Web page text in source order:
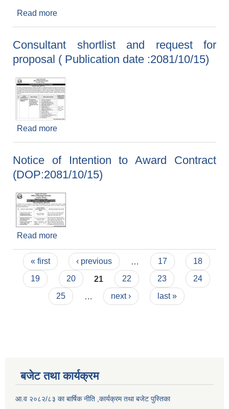
Read more
Consultant shortlist and request for
proposal ( Publication date :2081/10/15)
Read more
Notice of Intention to Award Contract
(DOP:2081/10/15)
Read more
Pages
« first ‹ previous 17
18
19
20 21 22 23
24
25
next › last »
बजेट तथा कार्यक्रम
आ.व २०८२/८३ का बार्षिक नीति ,कार्यक्रम तथा बजेट पुस्तिका